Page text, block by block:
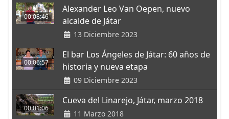
00:08:46
Alexander Leo Van Oepen, nuevo
alcalde de Játar
13 Diciembre 2023
00:06:57
El bar Los Ángeles de Játar: 60 años de
historia y nueva etapa
09 Diciembre 2023
00:01:06
Cueva del Linarejo, Játar, marzo 2018
11 Marzo 2018